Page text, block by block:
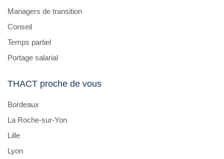
Managers de transition
Conseil
Temps partiel
Portage salarial
THACT proche de vous
Bordeaux
La Roche-sur-Yon
Lille
Lyon